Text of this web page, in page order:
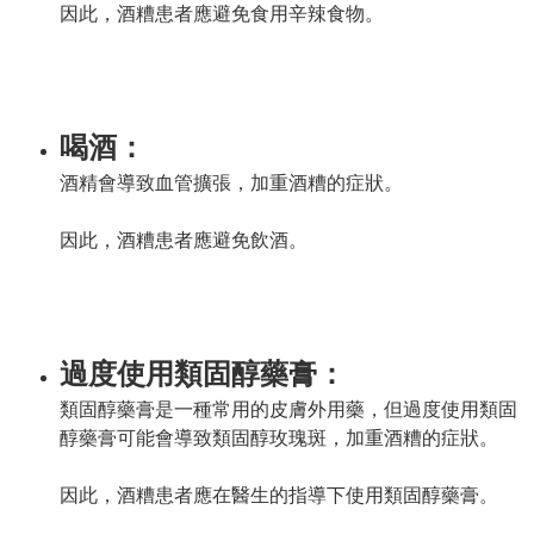
因此，酒糟患者應避免食用辛辣食物。
喝酒：
酒精會導致血管擴張，加重酒糟的症狀。
因此，酒糟患者應避免飲酒。
過度使用類固醇藥膏：
類固醇藥膏是一種常用的皮膚外用藥，但過度使用類固
醇藥膏可能會導致類固醇玫瑰斑，加重酒糟的症狀。
因此，酒糟患者應在醫生的指導下使用類固醇藥膏。